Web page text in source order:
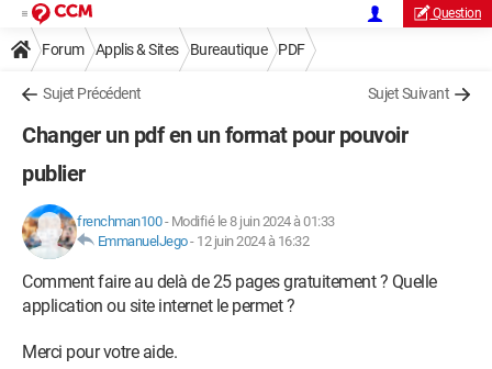
Question
Forum Applis & Sites Bureautique PDF
Sujet Précédent Sujet Suivant
Changer un pdf en un format pour pouvoir
publier
frenchman100- Modifié le 8 juin 2024 à 01:33
EmmanuelJego- 12 juin 2024 à 16:32
Comment faire au delà de 25 pages gratuitement ? Quelle
application ou site internet le permet ?
Merci pour votre aide.